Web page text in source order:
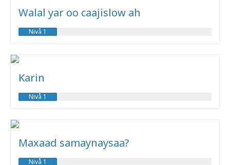
Walal yar oo caajislow ah
Nivå 1
Karin
Nivå 1
Maxaad samaynaysaa?
Nivå 1